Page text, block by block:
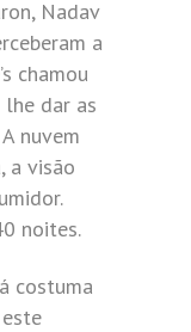
Nadav
a
chamou
dar as
nuvem
a visão
noites.
costuma